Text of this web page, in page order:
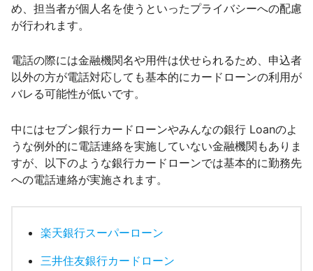
め、担当者が個人名を使うといったプライバシーへの配慮
が行われます。
電話の際には金融機関名や用件は伏せられるため、申込者
以外の方が電話対応しても基本的にカードローンの利用が
バレる可能性が低いです。
中にはセブン銀行カードローンやみんなの銀行 Loanのよ
うな例外的に電話連絡を実施していない金融機関もありま
すが、以下のような銀行カードローンでは基本的に勤務先
への電話連絡が実施されます。
楽天銀行スーパーローン
三井住友銀行カードローン